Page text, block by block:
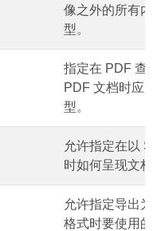
像之外的所有内
型。
指定在 PDF 查
PDF 文档时应
型。
允许指定在以
时如何呈现文档
允许指定导出
格式时要使用的